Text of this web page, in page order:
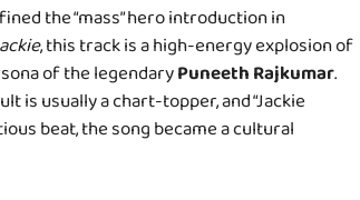
the “mass” hero introduction in
, this track is a high-energy explosion of
of the legendaryPuneeth Rajkumar.
is usually a chart-topper, and “Jackie
beat, the song became a cultural